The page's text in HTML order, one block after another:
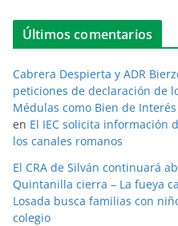
Últimos comentarios
Cabrera Despierta y ADR
peticiones de declaración de
Médulas como Bien de
en El IEC solicita información
los canales romanos
El CRA de Silván continuará
Quintanilla cierra – La fueya
Losada busca familias con
colegio